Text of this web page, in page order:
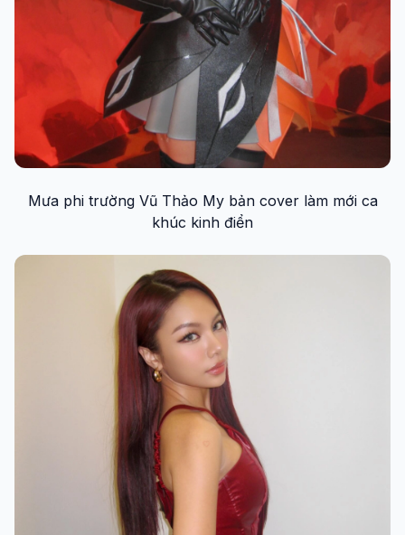
Mưa phi trường Vũ Thảo My bản cover làm mới ca
khúc kinh điển